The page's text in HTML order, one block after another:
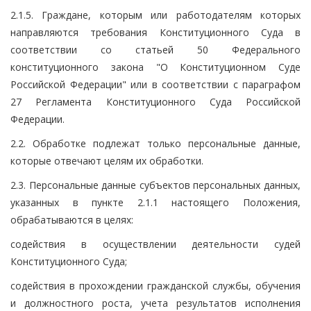
2.1.5. Граждане, которым или работодателям которых
направляются требования Конституционного Суда в
соответствии со статьей 50 Федерального
конституционного закона "О Конституционном Суде
Российской Федерации" или в соответствии с параграфом
27 Регламента Конституционного Суда Российской
Федерации.
2.2. Обработке подлежат только персональные данные,
которые отвечают целям их обработки.
2.3. Персональные данные субъектов персональных данных,
указанных в пункте 2.1.1 настоящего Положения,
обрабатываются в целях:
содействия в осуществлении деятельности судей
Конституционного Суда;
содействия в прохождении гражданской службы, обучения
и должностного роста, учета результатов исполнения